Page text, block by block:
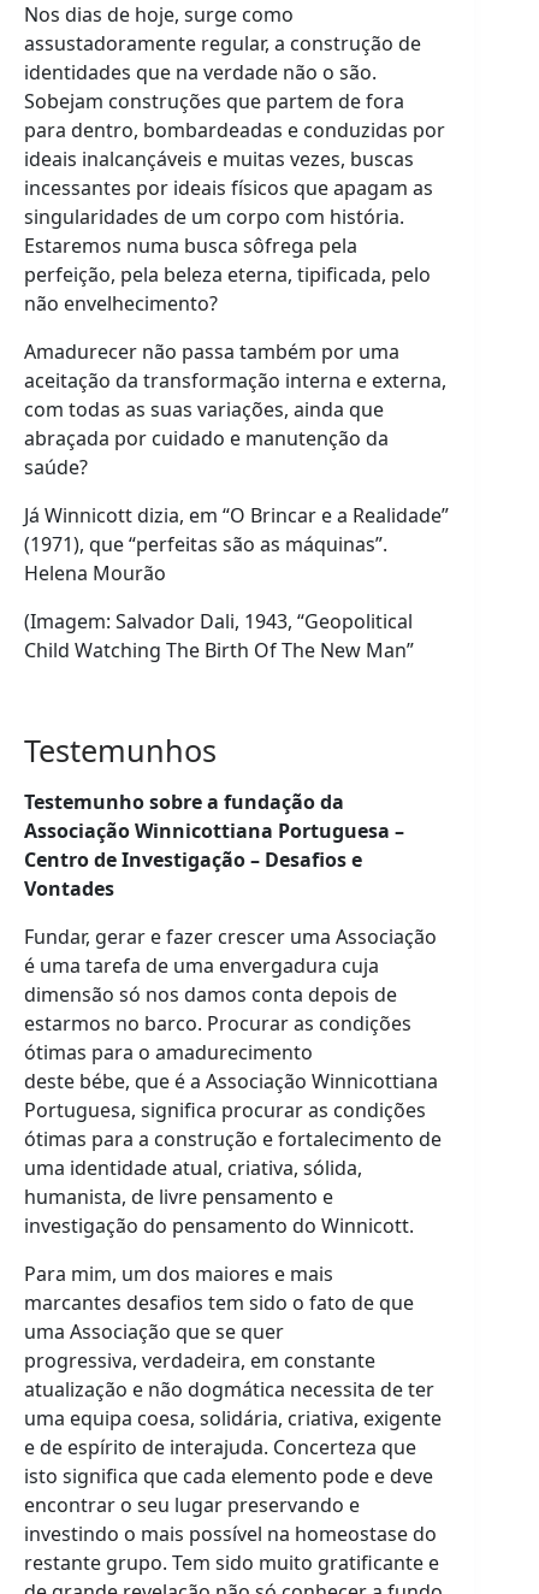
Nos dias de hoje, surge como
assustadoramente regular, a construção de
identidades que na verdade não o são.
Sobejam construções que partem de fora
para dentro, bombardeadas e conduzidas por
ideais inalcançáveis e muitas vezes, buscas
incessantes por ideais físicos que apagam as
singularidades de um corpo com história.
Estaremos numa busca sôfrega pela
perfeição, pela beleza eterna, tipificada, pelo
não envelhecimento?
Amadurecer não passa também por uma
aceitação da transformação interna e externa,
com todas as suas variações, ainda que
abraçada por cuidado e manutenção da
saúde?
Já Winnicott dizia, em “O Brincar e a Realidade”
(1971), que “perfeitas são as máquinas”.
Helena Mourão
(Imagem: Salvador Dali, 1943, “Geopolitical
Child Watching The Birth Of The New Man”
Testemunhos
Testemunho sobre a fundação da
Associação Winnicottiana Portuguesa –
Centro de Investigação – Desafiose
Vontades
Fundar, gerar e fazer crescer uma Associação
é uma tarefa de uma envergadura cuja
dimensão só nos damos conta depois de
estarmos no barco. Procurar as condições
ótimas para o amadurecimento
deste bébe, que é a Associação Winnicottiana
Portuguesa, significa procurar as condições
ótimas para a construção e fortalecimento de
uma identidade atual, criativa, sólida,
humanista, de livre pensamento e
investigação do pensamento do Winnicott.
Para mim, um dos maiores e mais
marcantes desafios tem sido o fato de que
uma Associação que se quer
progressiva, verdadeira, em constante
atualização e não dogmática necessita de ter
uma equipa coesa, solidária, criativa, exigente
e de espírito de interajuda. Concerteza que
isto significa que cada elemento pode e deve
encontrar o seu lugar preservando e
investindo o mais possível na homeostase do
restante grupo. Tem sido muito gratificante e